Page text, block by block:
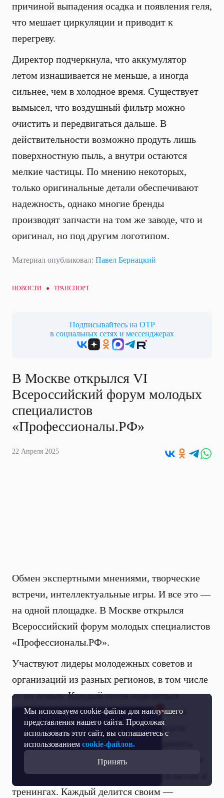
Мы используем cookie-файлы для наилучшего
представления нашего сайта. Продолжая
использовать этот сайт, вы соглашаетесь с
использованием cookie-файлов.
Принять
причиной выпадения осадка и появления геля,
что мешает циркуляции и приводит к
перегреву.
Директор подчеркнула, что аккумулятор
летом изнашивается не меньше, а иногда
сильнее, чем в холодное время. Существует
вымысел, что воздушный фильтр можно
очистить и передвигаться дальше. В
действительности возможно продуть лишь
поверхностную пыль, а внутри остаются
мелкие частицы. По мнению некоторых,
только оригинальные детали обеспечивают
надежность, однако многие бренды
производят запчасти на том же заводе, что и
оригинал, но под другим логотипом.
Материал опубликовал: Павел Бернацкий
НОВОСТИ ● ТРАНСПОРТ
Подписывайтесь на ОТР
в социальных сетях и мессенджерах
В Москве открылся VI
Всероссийский форум молодых
специалистов
«Профессионалы.РФ»
22 Апреля 2025
Обмен экспертными мнениями, творческие
встречи, интеллектуальные игры. И все это —
на одной площадке. В Москве открылся
Всероссийский форум молодых специалистов
«Профессионалы.РФ».
Участвуют лидеры молодежных советов и
организаций из разных регионов, в том числе
— из новых. Каждый готов поделиться
опытом работы в сфере государственной
национальной политики. Главная задача
форума — поддержать идеи и объединить
возможности. За четыре дня молодые профи
отточат навыки на лекциях, мастер-классах и
тренингах. Каждый делится своим —